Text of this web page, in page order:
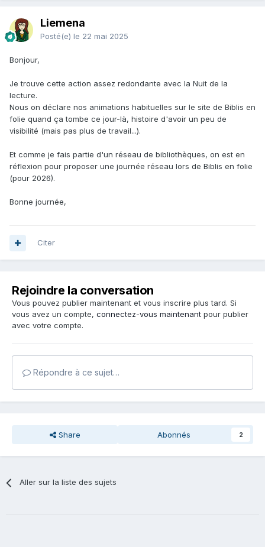
Liemena
Posté(e) le 22 mai 2025
Bonjour,
Je trouve cette action assez redondante avec la Nuit de la
lecture.
Nous on déclare nos animations habituelles sur le site de Biblis en
folie quand ça tombe ce jour-là, histoire d'avoir un peu de
visibilité (mais pas plus de travail...).
Et comme je fais partie d'un réseau de bibliothèques, on est en
réflexion pour proposer une journée réseau lors de Biblis en folie
(pour 2026).
Bonne journée,
Citer
Rejoindre la conversation
Vous pouvez publier maintenant et vous inscrire plus tard. Si
vous avez un compte, connectez-vous maintenant pour publier
avec votre compte.
Répondre à ce sujet…
Share Abonnés 2
Aller sur la liste des sujets